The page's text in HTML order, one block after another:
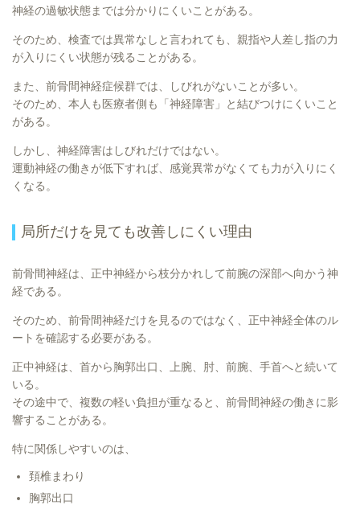
神経の過敏状態までは分かりにくいことがある。
そのため、検査では異常なしと言われても、親指や人差し指の力
が入りにくい状態が残ることがある。
また、前骨間神経症候群では、しびれがないことが多い。
そのため、本人も医療者側も「神経障害」と結びつけにくいこと
がある。
しかし、神経障害はしびれだけではない。
運動神経の働きが低下すれば、感覚異常がなくても力が入りにく
くなる。
局所だけを見ても改善しにくい理由
前骨間神経は、正中神経から枝分かれして前腕の深部へ向かう神
経である。
そのため、前骨間神経だけを見るのではなく、正中神経全体のル
ートを確認する必要がある。
正中神経は、首から胸郭出口、上腕、肘、前腕、手首へと続いて
いる。
その途中で、複数の軽い負担が重なると、前骨間神経の働きに影
響することがある。
特に関係しやすいのは、
頚椎まわり
胸郭出口